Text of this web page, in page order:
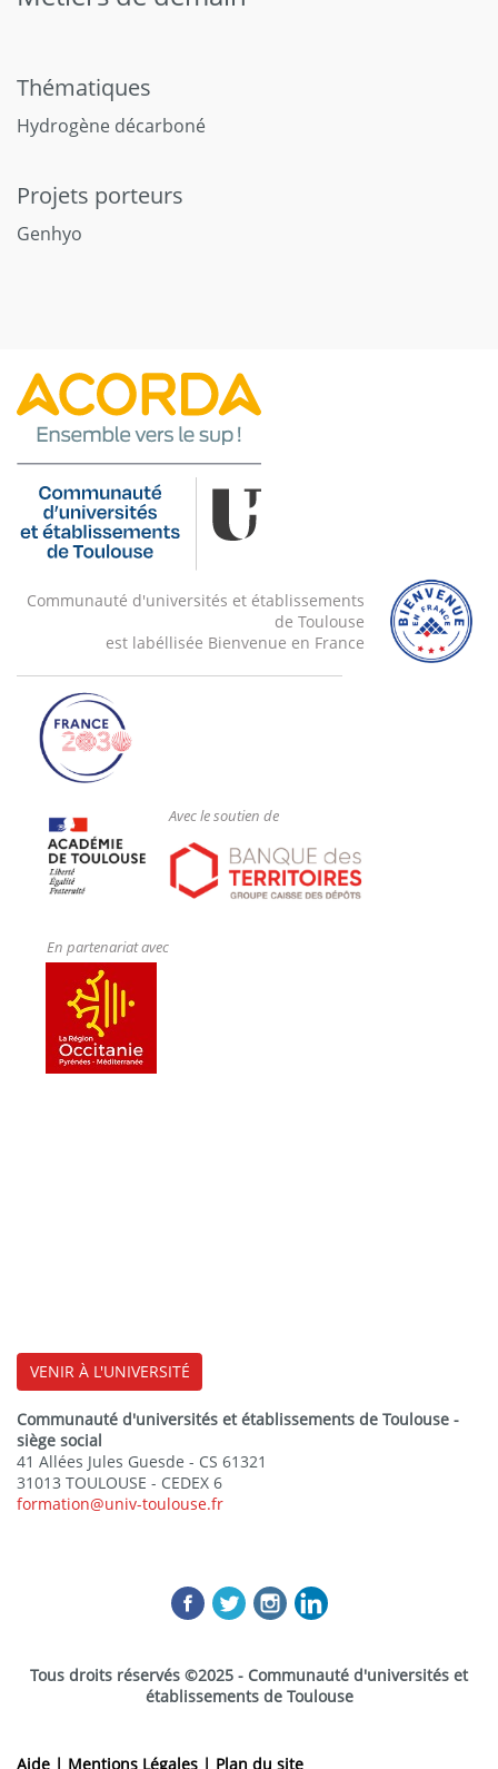
Thématiques
Hydrogène décarboné
Projets porteurs
Genhyo
Communauté d'universités et établissements
de Toulouse
est labéllisée Bienvenue en France
Avec le soutien de
En partenariat avec
VENIR À L'UNIVERSITÉ
Communauté d'universités et établissements de Toulouse -
siège social
41 Allées Jules Guesde - CS 61321
31013 TOULOUSE - CEDEX 6
formation@univ-toulouse.fr
Tous droits réservés ©2025 - Communauté d'universités et
établissements de Toulouse
Aide | Mentions Légales | Plan du site